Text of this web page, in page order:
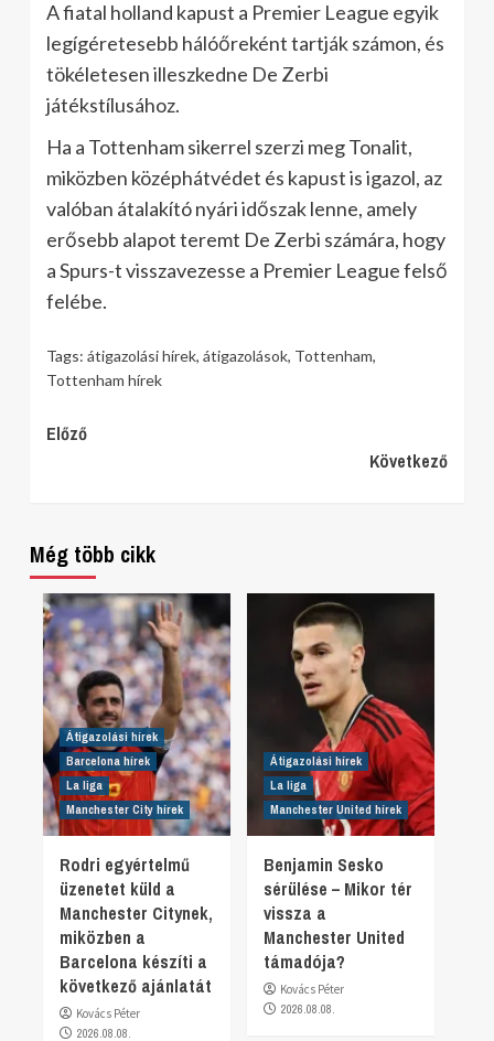
A fiatal holland kapust a Premier League egyik
legígéretesebb hálóőreként tartják számon, és
tökéletesen illeszkedne De Zerbi
játékstílusához.
Ha a Tottenham sikerrel szerzi meg Tonalit,
miközben középhátvédet és kapust is igazol, az
valóban átalakító nyári időszak lenne, amely
erősebb alapot teremt De Zerbi számára, hogy
a Spurs-t visszavezesse a Premier League felső
felébe.
Tags: átigazolási hírek, átigazolások, Tottenham,
Tottenham hírek
Continue
Előző
Következő
Még több cikk
Átigazolási hírek
Barcelona hírek
La liga
Manchester City hírek
Rodri egyértelmű
üzenetet küld a
Manchester Citynek,
miközben a
Barcelona készíti a
következő ajánlatát
Kovács Péter
2026.08.08.
Átigazolási hírek
La liga
Manchester United hírek
Benjamin Sesko
sérülése – Mikor tér
vissza a
Manchester United
támadója?
Kovács Péter
2026.08.08.